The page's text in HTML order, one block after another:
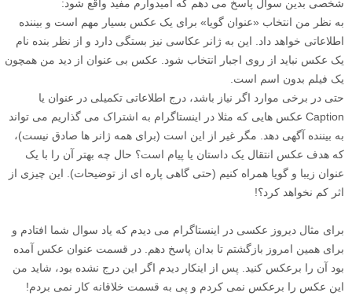
شخصی بدین سوال پاسخ می دهم که امیدوارم مفید واقع شود:
به نظر من انتخاب «عنوان گویا» برای یک عکس بسیار مهم است و بیننده
اطلاعاتی خواهد داد. این به ژانر عکاسی نیز بستگی دارد و از نظر بنده نام
یک عکس نباید از روی اجبار انتخاب شود. عکس بی عنوان از دید من همچون
یک فیلم بدون اسم است.
حتی در برخی موارد اگر نیاز باشد، درج اطلاعاتی تکمیلی در عنوان یا
Caption عکس هایی که مثلا در اینستاگرام به اشتراک می گذاریم می تواند
به بیننده آگهی دهد. مگر غیر از این است (برای همه ژانر ها صادق نیست)،
که هدف عکس انتقال یک داستان یا پیام است؟ حال چه بهتر آن را با یک
عنوان زیبا و گویا همراه کنیم (حتی گاهی پاره ای از توضیحات). این چیزی از
اثر کم نخواهد کرد؟!
برای مثال دیروز عکسی در اینستاگرام می دیدم که یاد سوال شما افتادم و
برای همین امروز بازگشتم تا بدان پاسخ دهم. در قسمت عنوان عکس آمده
بود آن را برعکس کنید. پس از اینکار دیدم اگر این درج نشده بود، شاید من
این عکس را برعکس نمی کردم و پی به قسمت خلاقانه کار نمی بردم!